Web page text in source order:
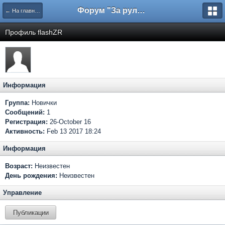
← На главную Форум "За рулем"
Профиль flashZR
Информация
Группа: Новички
Сообщений: 1
Регистрация: 26-October 16
Активность: Feb 13 2017 18:24
Информация
Возраст: Неизвестен
День рождения: Неизвестен
Управление
Публикации